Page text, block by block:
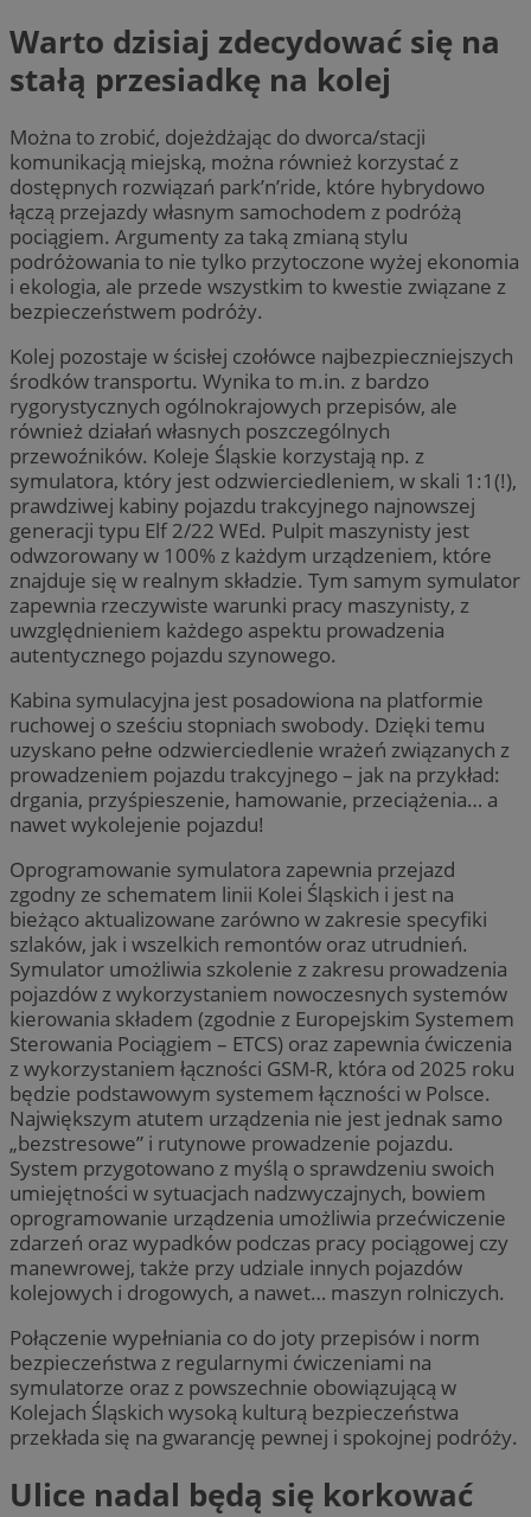
Warto dzisiaj zdecydować się na
stałą przesiadkę na kolej
Można to zrobić, dojeżdżając do dworca/stacji
komunikacją miejską, można również korzystać z
dostępnych rozwiązań park’n’ride, które hybrydowo
łączą przejazdy własnym samochodem z podróżą
pociągiem. Argumenty za taką zmianą stylu
podróżowania to nie tylko przytoczone wyżej ekonomia
i ekologia, ale przede wszystkim to kwestie związane z
bezpieczeństwem podróży.
Kolej pozostaje w ścisłej czołówce najbezpieczniejszych
środków transportu. Wynika to m.in. z bardzo
rygorystycznych ogólnokrajowych przepisów, ale
również działań własnych poszczególnych
przewoźników. Koleje Śląskie korzystają np. z
symulatora, który jest odzwierciedleniem, w skali 1:1(!),
prawdziwej kabiny pojazdu trakcyjnego najnowszej
generacji typu Elf 2/22 WEd. Pulpit maszynisty jest
odwzorowany w 100% z każdym urządzeniem, które
znajduje się w realnym składzie. Tym samym symulator
zapewnia rzeczywiste warunki pracy maszynisty, z
uwzględnieniem każdego aspektu prowadzenia
autentycznego pojazdu szynowego.
Kabina symulacyjna jest posadowiona na platformie
ruchowej o sześciu stopniach swobody. Dzięki temu
uzyskano pełne odzwierciedlenie wrażeń związanych z
prowadzeniem pojazdu trakcyjnego – jak na przykład:
drgania, przyśpieszenie, hamowanie, przeciążenia… a
nawet wykolejenie pojazdu!
Oprogramowanie symulatora zapewnia przejazd
zgodny ze schematem linii Kolei Śląskich i jest na
bieżąco aktualizowane zarówno w zakresie specyfiki
szlaków, jak i wszelkich remontów oraz utrudnień.
Symulator umożliwia szkolenie z zakresu prowadzenia
pojazdów z wykorzystaniem nowoczesnych systemów
kierowania składem (zgodnie z Europejskim Systemem
Sterowania Pociągiem – ETCS) oraz zapewnia ćwiczenia
z wykorzystaniem łączności GSM-R, która od 2025 roku
będzie podstawowym systemem łączności w Polsce.
Największym atutem urządzenia nie jest jednak samo
„bezstresowe” i rutynowe prowadzenie pojazdu.
System przygotowano z myślą o sprawdzeniu swoich
umiejętności w sytuacjach nadzwyczajnych, bowiem
oprogramowanie urządzenia umożliwia przećwiczenie
zdarzeń oraz wypadków podczas pracy pociągowej czy
manewrowej, także przy udziale innych pojazdów
kolejowych i drogowych, a nawet… maszyn rolniczych.
Połączenie wypełniania co do joty przepisów i norm
bezpieczeństwa z regularnymi ćwiczeniami na
symulatorze oraz z powszechnie obowiązującą w
Kolejach Śląskich wysoką kulturą bezpieczeństwa
przekłada się na gwarancję pewnej i spokojnej podróży.
Ulice nadal będą się korkować